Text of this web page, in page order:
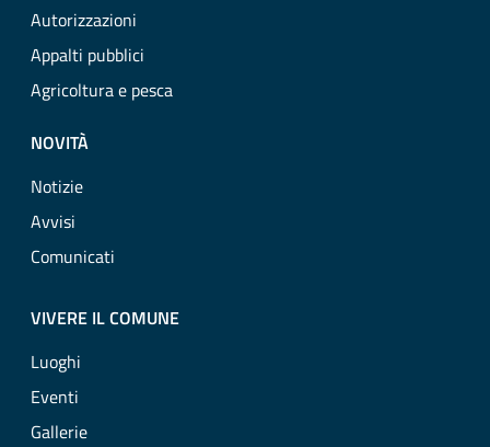
Autorizzazioni
Appalti pubblici
Agricoltura e pesca
NOVITÀ
Notizie
Avvisi
Comunicati
VIVERE IL COMUNE
Luoghi
Eventi
Gallerie